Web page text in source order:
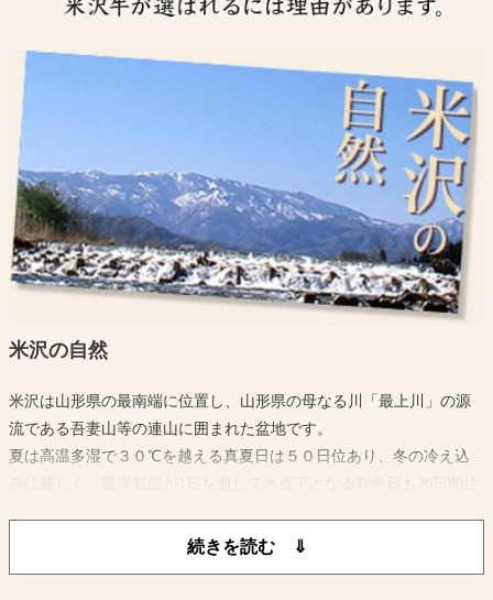
米沢の自然
米沢は山形県の最南端に位置し、山形県の母なる川「最上川」の源
流である吾妻山等の連山に囲まれた盆地です。
夏は高温多湿で３０℃を越える真夏日は５０日位あり、冬の冷え込
また、平年の最高積雪深が約100cmに達するほどの降雪量があり特別